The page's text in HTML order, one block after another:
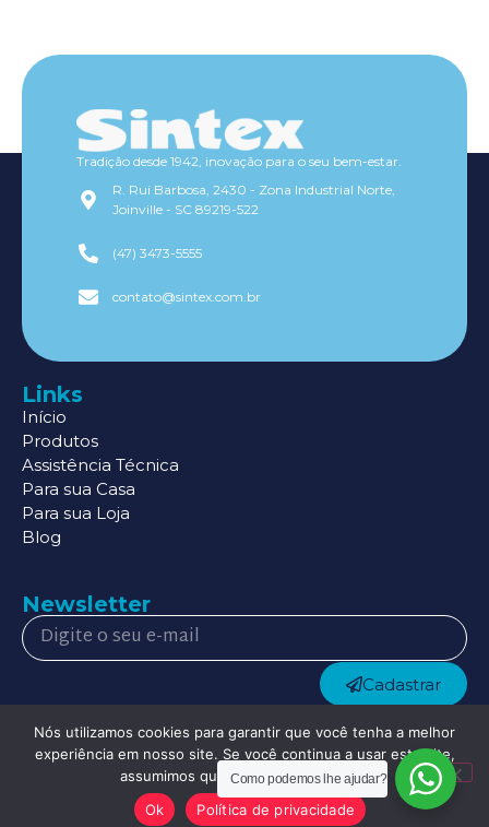
Tradição desde 1942, inovação para o seu bem-estar.
R. Rui Barbosa, 2430 - Zona Industrial Norte,
Joinville - SC 89219-522
(47) 3473-5555
contato@sintex.com.br
Links
Início
Produtos
Assistência Técnica
Para sua Casa
Para sua Loja
Blog
Newsletter
Cadastrar
Como podemos lhe ajudar?
youngstudio
Nós utilizamos cookies para garantir que você tenha a melhor
experiência em nosso site. Se você continua a usar este site,
assumimos que você está satisfeito.
Ok
Política de privacidade